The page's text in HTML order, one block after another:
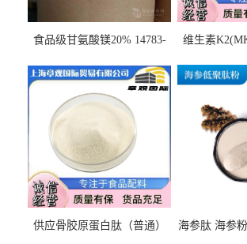
食品级甘氨酸镁20% 14783-
饮料 20%
维生素
供应骨胶原蛋白肽（普通）
海参肽 海参